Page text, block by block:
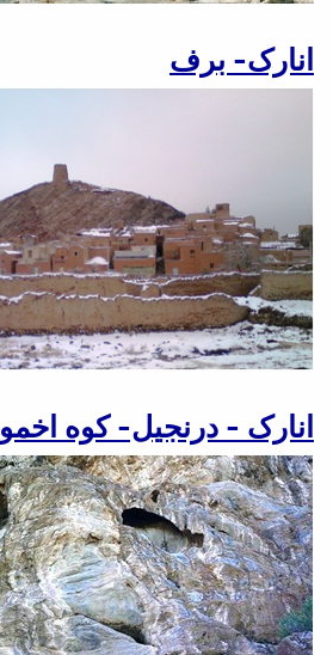
انارک- برف
انارک - درنجیل- کوه اخمو